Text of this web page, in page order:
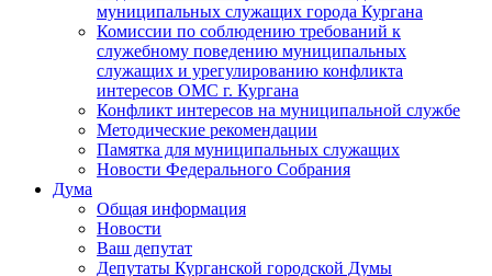
муниципальных служащих города Кургана
Комиссии по соблюдению требований к
служебному поведению муниципальных
служащих и урегулированию конфликта
интересов ОМС г. Кургана
Конфликт интересов на муниципальной службе
Методические рекомендации
Памятка для муниципальных служащих
Новости Федерального Cобрания
Дума
Общая информация
Новости
Ваш депутат
Депутаты Курганской городской Думы